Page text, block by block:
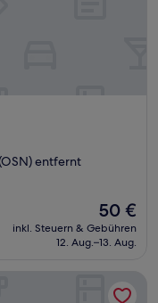
entfernt
Der
Preis
beträgt
50 €
inkl. Steuern & Gebühren
12. Aug.–13. Aug.
Anook Songtan